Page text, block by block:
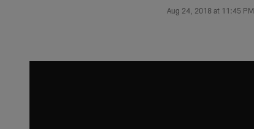
Aug 24, 2018 at 11:45 PM